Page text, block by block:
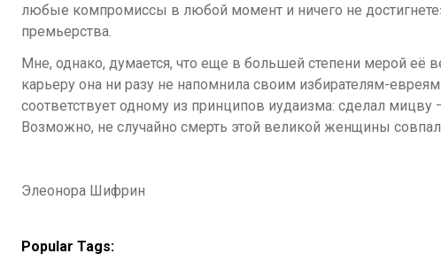
любые компромиссы в любой момент и ничего не
премьерства.
Мне, однако, думается, что еще в большей степени мерой её
карьеру она ни разу не напомнила своим избирателям-
соответствует одному из принципов иудаизма: сделал мицву
Возможно, не случайно смерть этой великой женщины
Элеонора Шифрин
Popular Tags: